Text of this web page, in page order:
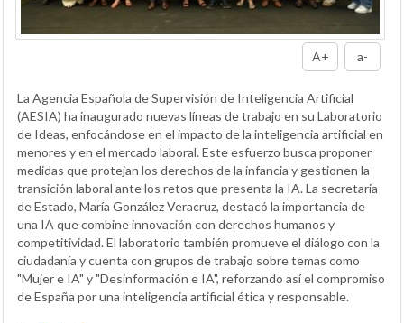
A+ a-
La Agencia Española de Supervisión de Inteligencia Artificial
(AESIA) ha inaugurado nuevas líneas de trabajo en su Laboratorio
de Ideas, enfocándose en el impacto de la inteligencia artificial en
menores y en el mercado laboral. Este esfuerzo busca proponer
medidas que protejan los derechos de la infancia y gestionen la
transición laboral ante los retos que presenta la IA. La secretaria
de Estado, María González Veracruz, destacó la importancia de
una IA que combine innovación con derechos humanos y
competitividad. El laboratorio también promueve el diálogo con la
ciudadanía y cuenta con grupos de trabajo sobre temas como
"Mujer e IA" y "Desinformación e IA", reforzando así el compromiso
de España por una inteligencia artificial ética y responsable.